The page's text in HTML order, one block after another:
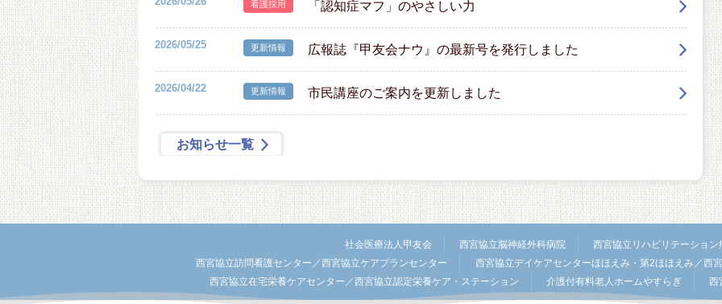
看護採用 「認知症マフ」のやさしい力
2026/05/25 更新情報 広報誌『甲友会ナウ』の最新号を発行しました
2026/04/22 更新情報 市民講座のご案内を更新しました
お知らせ一覧
社会医療法人甲友会 西宮協立脳神経外科病院
西宮協立リハビリテーション
西宮協立訪問看護センター／西宮協立ケアプランセンター
西宮協立デイケアセンターほほえみ・第2ほほえみ／西
西宮協立在宅栄養ケアセンター／西宮協立認定栄養ケア・ステーション
介護付有料老人ホームやすらぎ 西